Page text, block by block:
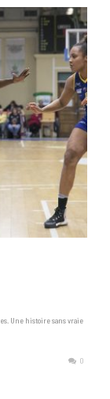
Une histoire sans vraie
0